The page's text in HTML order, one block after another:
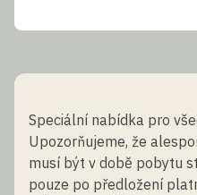
Speciální nabídka pro
Upozorňujeme, že
musí být v době pobytu
pouze po předložení